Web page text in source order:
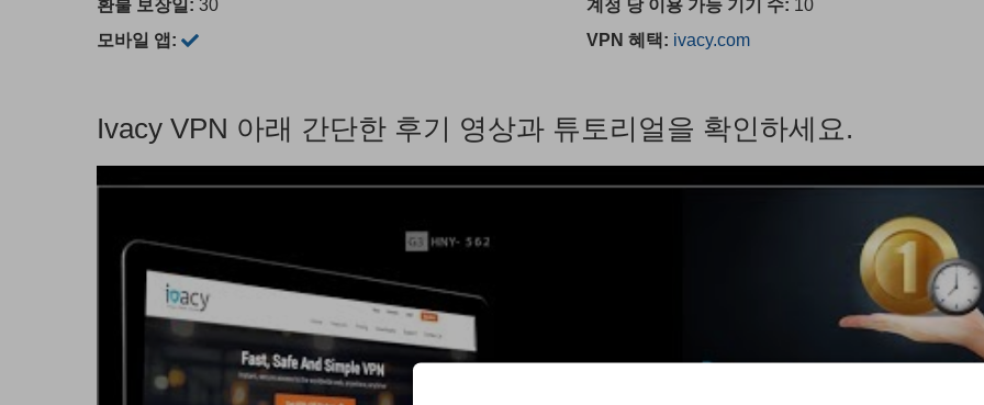
환불 보장일: 30
모바일 앱:
계정 당 이용 가능 기기 수: 10
VPN 혜택: ivacy.com
Ivacy VPN 아래 간단한 후기 영상과 튜토리얼을 확인하세요.